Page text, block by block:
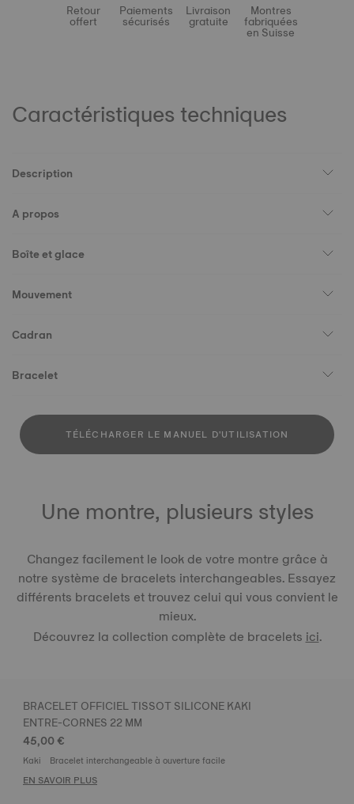
Retour
offert
Paiements
sécurisés
Livraison
gratuite
Montres
fabriquées
en Suisse
Caractéristiques techniques
Description
A propos
Boîte et glace
Mouvement
Cadran
Bracelet
TÉLÉCHARGER LE MANUEL D'UTILISATION
Une montre, plusieurs styles
Changez facilement le look de votre montre grâce à
notre système de bracelets interchangeables. Essayez
différents bracelets et trouvez celui qui vous convient le
mieux.
Découvrez la collection complète de braceletsici.
BRACELET OFFICIEL TISSOT SILICONE KAKI
ENTRE-CORNES 22 MM
45,00 €
Kaki Bracelet interchangeable à ouverture facile
EN SAVOIR PLUS